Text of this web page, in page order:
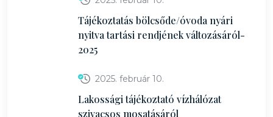
Tájékoztatás bölcsőde/óvoda nyári
nyitva tartási rendjének változásáról-
2025
2025. február 10.
Lakossági tájékoztató vízhálózat
szivacsos mosatásáról